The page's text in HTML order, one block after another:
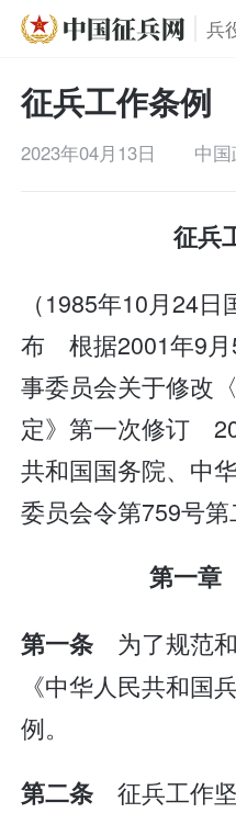
兵
征兵工作条例
2023年04月13日 中
征兵
（1985年10月24
布 根据2001年9月
事委员会关于修改
定》第一次修订
共和国国务院、中
委员会令第759号第
第一
第一条 为了规范
《中华人民共和国
例。
第二条 征兵工作